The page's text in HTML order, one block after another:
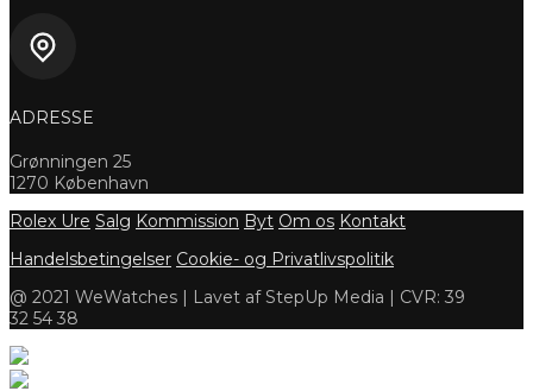
ADRESSE
Grønningen 25
1270 København
Rolex Ure Salg Kommission Byt Om os Kontakt
Handelsbetingelser Cookie- og Privatlivspolitik
@ 2021 WeWatches | Lavet af StepUp Media | CVR: 39
32 54 38